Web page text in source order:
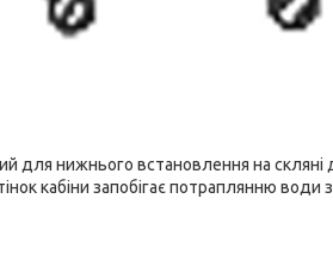
для нижнього встановлення на скляні
кабіни запобігає потраплянню води